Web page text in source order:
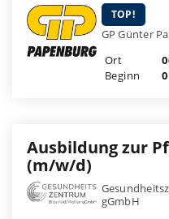
TOP!
GP Günter
Ort
Beginn
Ausbildung zur
(m/w/d)
gGmbH